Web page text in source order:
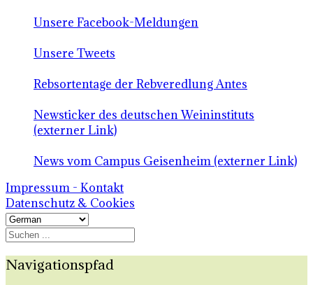
Unsere Facebook-Meldungen
Unsere Tweets
Rebsortentage der Rebveredlung Antes
Newsticker des deutschen Weininstituts
(externer Link)
News vom Campus Geisenheim (externer Link)
Impressum - Kontakt
Datenschutz & Cookies
Navigationspfad